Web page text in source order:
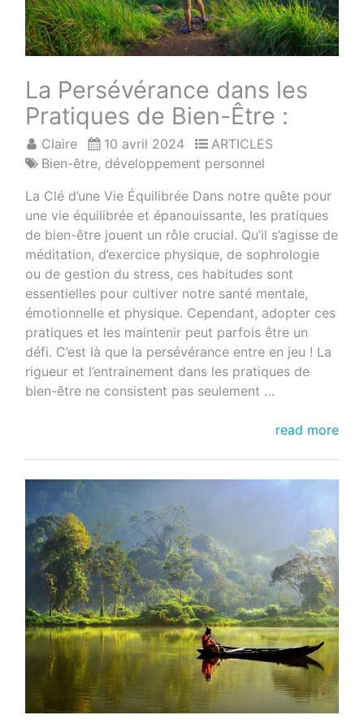
La Persévérance dans les
Pratiques de Bien-Être :
Claire 10 avril 2024
ARTICLES
Bien-être, développement personnel
La Clé d’une Vie Équilibrée Dans notre quête pour
une vie équilibrée et épanouissante, les pratiques
de bien-être jouent un rôle crucial. Qu’il s’agisse de
méditation, d’exercice physique, de sophrologie
ou de gestion du stress, ces habitudes sont
essentielles pour cultiver notre santé mentale,
émotionnelle et physique. Cependant, adopter ces
pratiques et les maintenir peut parfois être un
défi. C’est là que la persévérance entre en jeu ! La
rigueur et l’entrainement dans les pratiques de
bien-être ne consistent pas seulement …
La
les
Bien-
Être
:
read more